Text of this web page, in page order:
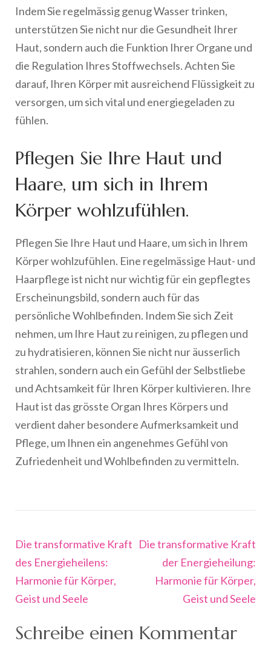
Indem Sie regelmässig genug Wasser trinken,
unterstützen Sie nicht nur die Gesundheit Ihrer
Haut, sondern auch die Funktion Ihrer Organe und
die Regulation Ihres Stoffwechsels. Achten Sie
darauf, Ihren Körper mit ausreichend Flüssigkeit zu
versorgen, um sich vital und energiegeladen zu
fühlen.
Pflegen Sie Ihre Haut und
Haare, um sich in Ihrem
Körper wohlzufühlen.
Pflegen Sie Ihre Haut und Haare, um sich in Ihrem
Körper wohlzufühlen. Eine regelmässige Haut- und
Haarpflege ist nicht nur wichtig für ein gepflegtes
Erscheinungsbild, sondern auch für das
persönliche Wohlbefinden. Indem Sie sich Zeit
nehmen, um Ihre Haut zu reinigen, zu pflegen und
zu hydratisieren, können Sie nicht nur äusserlich
strahlen, sondern auch ein Gefühl der Selbstliebe
und Achtsamkeit für Ihren Körper kultivieren. Ihre
Haut ist das grösste Organ Ihres Körpers und
verdient daher besondere Aufmerksamkeit und
Pflege, um Ihnen ein angenehmes Gefühl von
Zufriedenheit und Wohlbefinden zu vermitteln.
Beitragsnavigation
Die transformative Kraft
des Energieheilens:
Harmonie für Körper,
Geist und Seele
Die transformative Kraft
der Energieheilung:
Harmonie für Körper,
Geist und Seele
Schreibe einen Kommentar